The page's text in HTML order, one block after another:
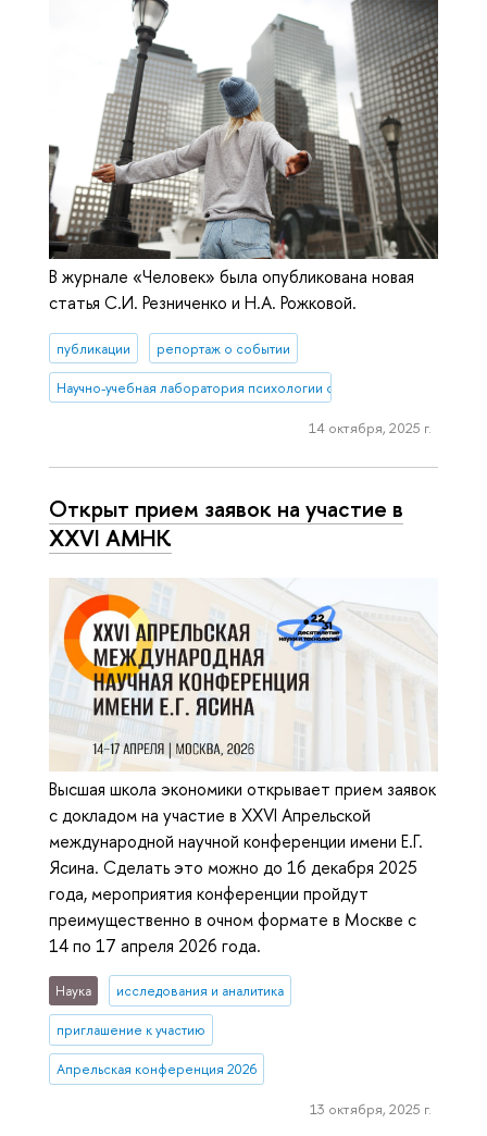
В журнале «Человек» была опубликована новая
статья С.И. Резниченко и Н.А. Рожковой.
публикации репортаж о событии
Научно-учебная лаборатория психологии салютогенной среды
14 октября, 2025 г.
Открыт прием заявок на участие в
XXVI АМНК
Высшая школа экономики открывает прием заявок
с докладом на участие в XXVI Апрельской
международной научной конференции имени Е.Г.
Ясина. Сделать это можно до 16 декабря 2025
года, мероприятия конференции пройдут
преимущественно в очном формате в Москве с
14 по 17 апреля 2026 года.
Наука исследования и аналитика
приглашение к участию
Апрельская конференция 2026
13 октября, 2025 г.